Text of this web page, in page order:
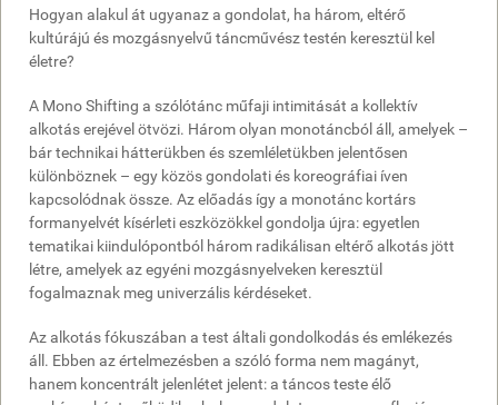
Hogyan alakul át ugyanaz a gondolat, ha három, eltérő
kultúrájú és mozgásnyelvű táncművész testén keresztül kel
életre?
A Mono Shifting a szólótánc műfaji intimitását a kollektív
alkotás erejével ötvözi. Három olyan monotáncból áll, amelyek –
bár technikai hátterükben és szemléletükben jelentősen
különböznek – egy közös gondolati és koreográfiai íven
kapcsolódnak össze. Az előadás így a monotánc kortárs
formanyelvét kísérleti eszközökkel gondolja újra: egyetlen
tematikai kiindulópontból három radikálisan eltérő alkotás jött
létre, amelyek az egyéni mozgásnyelveken keresztül
fogalmaznak meg univerzális kérdéseket.
Az alkotás fókuszában a test általi gondolkodás és emlékezés
áll. Ebben az értelmezésben a szóló forma nem magányt,
hanem koncentrált jelenlétet jelent: a táncos teste élő